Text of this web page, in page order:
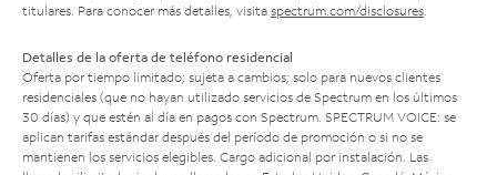
titulares. Para conocer más detalles, visita spectrum.com/disclosures
Detalles de la oferta de teléfono residencial
Oferta por tiempo limitado; sujeta a cambios; solo para nuevos clientes
residenciales (que no hayan utilizado servicios de Spectrum en los últimos
30 días) y que estén al día en pagos con Spectrum. SPECTRUM VOICE: se
aplican tarifas estándar después del período de promoción o si no se
mantienen los servicios elegibles. Cargo adicional por instalación. Las